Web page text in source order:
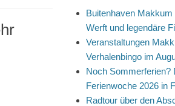
Buitenhaven
Werft und legendäre
Veranstaltungen
Verhalenbingo im
Noch Sommerferien?
Ferienwoche 2026 in
Radtour über den